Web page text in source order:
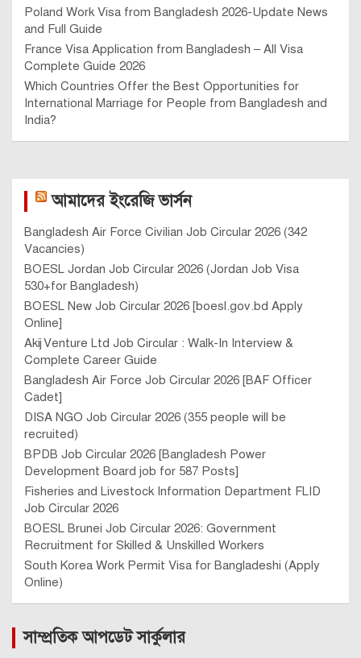
Poland Work Visa from Bangladesh 2026-Update News
and Full Guide
France Visa Application from Bangladesh – All Visa
Complete Guide 2026
Which Countries Offer the Best Opportunities for
International Marriage for People from Bangladesh and
India?
আমাদের ইংরেজি ভার্সন
Bangladesh Air Force Civilian Job Circular 2026 (342
Vacancies)
BOESL Jordan Job Circular 2026 (Jordan Job Visa
530+for Bangladesh)
BOESL New Job Circular 2026 [boesl.gov.bd Apply
Online]
Akij Venture Ltd Job Circular : Walk-In Interview &
Complete Career Guide
Bangladesh Air Force Job Circular 2026 [BAF Officer
Cadet]
DISA NGO Job Circular 2026 (355 people will be
recruited)
BPDB Job Circular 2026 [Bangladesh Power
Development Board job for 587 Posts]
Fisheries and Livestock Information Department FLID
Job Circular 2026
BOESL Brunei Job Circular 2026: Government
Recruitment for Skilled & Unskilled Workers
South Korea Work Permit Visa for Bangladeshi (Apply
Online)
সাম্প্রতিক আপডেট সার্কুলার